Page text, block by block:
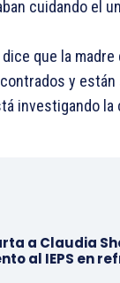
cuidando el
que la madre
y están
investigando la
a Claudia
al IEPS en